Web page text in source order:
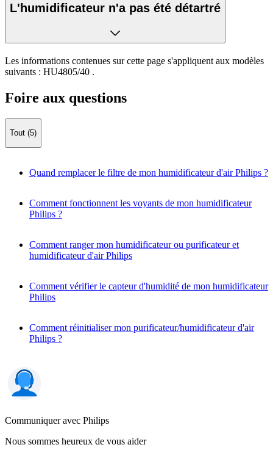
L'humidificateur n'a pas été détartré
Les informations contenues sur cette page s'appliquent aux modèles
suivants : HU4805/40 .
Foire aux questions
Tout (5)
Quand remplacer le filtre de mon humidificateur d'air Philips ?
Comment fonctionnent les voyants de mon humidificateur
Philips ?
Comment ranger mon humidificateur ou purificateur et
humidificateur d'air Philips
Comment vérifier le capteur d'humidité de mon humidificateur
Philips
Comment réinitialiser mon purificateur/humidificateur d'air
Philips ?
Communiquer avec Philips
Nous sommes heureux de vous aider